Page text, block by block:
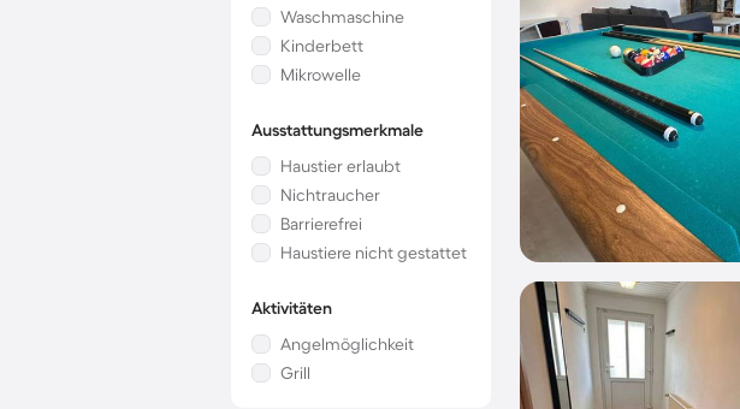
Waschmaschine
Kinderbett
Mikrowelle
Ausstattungsmerkmale
Haustier erlaubt
Nichtraucher
Barrierefrei
Haustiere nicht gestattet
Aktivitäten
Angelmöglichkeit
Grill